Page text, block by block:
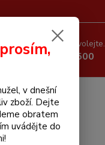
Nevíte si rady? Zavolejte.
+420 605 255 500
v dnešní
zboží. Dejte
obratem
uvádějte do